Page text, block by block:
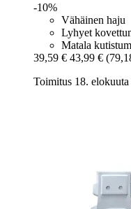
-10%
Vähäinen haju
Lyhyet
Matala
39,59 € 43,99 €
Toimitus 18. elokuuta